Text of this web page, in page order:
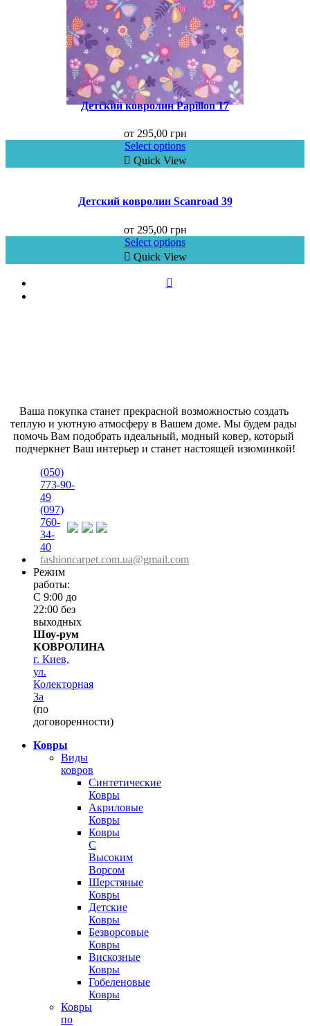
Детский ковролин Papillon 17
от 295,00 грн
Select options
Quick View
Детский ковролин Scanroad 39
от 295,00 грн
Select options
Quick View
Ваша покупка станет прекрасной возможностью создать
теплую и уютную атмосферу в Вашем доме. Мы будем рады
помочь Вам подобрать идеальный, модный ковер, который
подчеркнет Ваш интерьер и станет настоящей изюминкой!
(050)
773-90-
49
(097)
760-
34-
40
fashioncarpet.com.ua@gmail.com
Режим
работы:
С 9:00 до
22:00 без
выходных
Шоу-рум
КОВРОЛИНА
г. Киев,
ул.
Колекторная
3а
(по
договоренности)
Ковры
Виды
ковров
Синтетические
Ковры
Акриловые
Ковры
Ковры
С
Высоким
Ворсом
Шерстяные
Ковры
Детские
Ковры
Безворсовые
Ковры
Вискозные
Ковры
Гобеленовые
Ковры
Ковры
по